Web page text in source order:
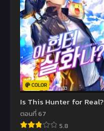
COLOR
Is This Hunter for Real?
ตอนที่ 67
5.8